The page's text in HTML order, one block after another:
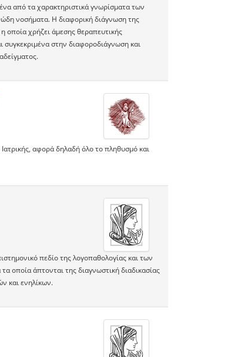
από τα χαρακτηριστικά γνωρίσματα των
νοσήματα. Η διαφορική διάγνωση της
οποία χρήζει άμεσης θεραπευτικής
συγκεκριμένα στην διαφοροδιάγνωση και
αφορά δηλαδή όλο το πληθυσμό και
πεδίο της λογοπαθολογίας και των
οποία άπτονται της διαγνωστική διαδικασίας
και ενηλίκων.